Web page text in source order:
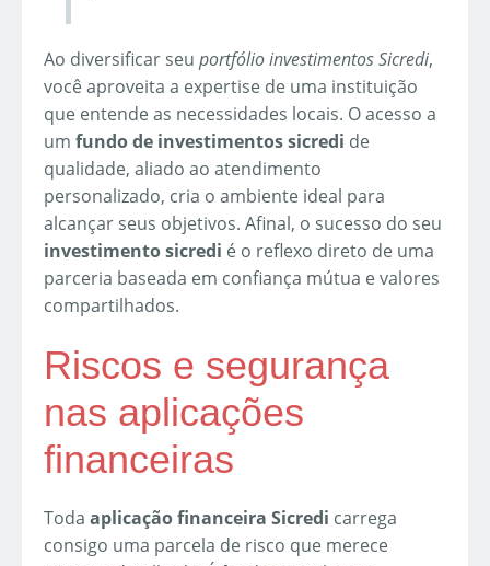
Ao diversificar seu portfólio investimentos Sicredi,
você aproveita a expertise de uma instituição
que entende as necessidades locais. O acesso a
um fundo de investimentos sicredi de
qualidade, aliado ao atendimento
personalizado, cria o ambiente ideal para
alcançar seus objetivos. Afinal, o sucesso do seu
investimento sicredi é o reflexo direto de uma
parceria baseada em confiança mútua e valores
compartilhados.
Riscos e segurança
nas aplicações
financeiras
Toda aplicação financeira Sicredi carrega
consigo uma parcela de risco que merece